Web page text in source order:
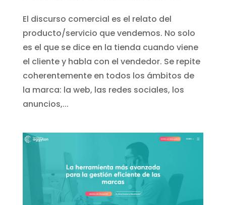
El discurso comercial es el relato del
producto/servicio que vendemos. No solo
es el que se dice en la tienda cuando viene
el cliente y habla con el vendedor. Se repite
coherentemente en todos los ámbitos de
la marca: la web, las redes sociales, los
anuncios,...